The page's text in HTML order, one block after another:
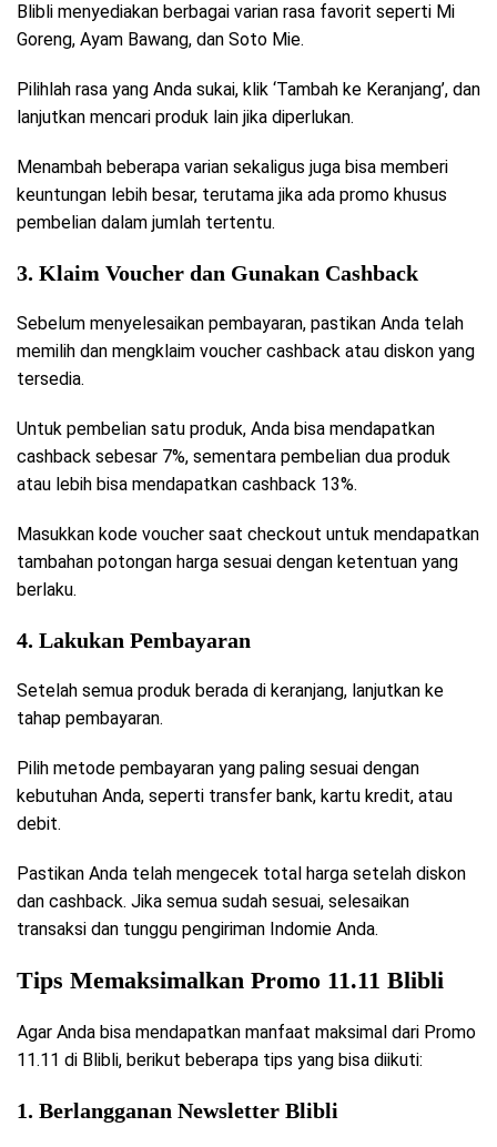
Blibli menyediakan berbagai varian rasa favorit seperti Mi
Goreng, Ayam Bawang, dan Soto Mie.
Pilihlah rasa yang Anda sukai, klik ‘Tambah ke Keranjang’, dan
lanjutkan mencari produk lain jika diperlukan.
Menambah beberapa varian sekaligus juga bisa memberi
keuntungan lebih besar, terutama jika ada promo khusus
pembelian dalam jumlah tertentu.
3. Klaim Voucher dan Gunakan Cashback
Sebelum menyelesaikan pembayaran, pastikan Anda telah
memilih dan mengklaim voucher cashback atau diskon yang
tersedia.
Untuk pembelian satu produk, Anda bisa mendapatkan
cashback sebesar 7%, sementara pembelian dua produk
atau lebih bisa mendapatkan cashback 13%.
Masukkan kode voucher saat checkout untuk mendapatkan
tambahan potongan harga sesuai dengan ketentuan yang
berlaku.
4. Lakukan Pembayaran
Setelah semua produk berada di keranjang, lanjutkan ke
tahap pembayaran.
Pilih metode pembayaran yang paling sesuai dengan
kebutuhan Anda, seperti transfer bank, kartu kredit, atau
debit.
Pastikan Anda telah mengecek total harga setelah diskon
dan cashback. Jika semua sudah sesuai, selesaikan
transaksi dan tunggu pengiriman Indomie Anda.
Tips Memaksimalkan Promo 11.11 Blibli
Agar Anda bisa mendapatkan manfaat maksimal dari Promo
11.11 di Blibli, berikut beberapa tips yang bisa diikuti:
1. Berlangganan Newsletter Blibli